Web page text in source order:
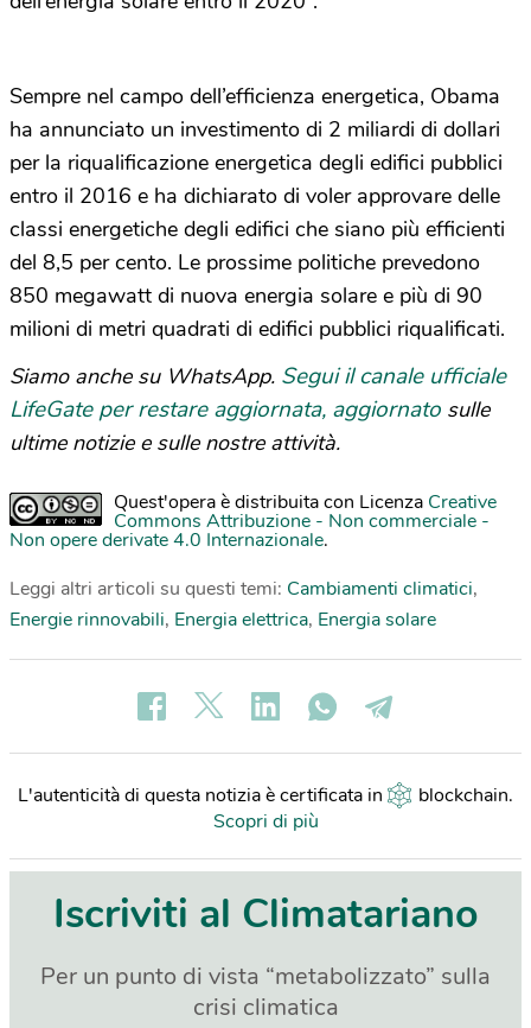
Sempre nel campo dell’efficienza energetica, Obama
ha annunciato un investimento di 2 miliardi di dollari
per la riqualificazione energetica degli edifici pubblici
entro il 2016 e ha dichiarato di voler approvare delle
classi energetiche degli edifici che siano più efficienti
del 8,5 per cento. Le prossime politiche prevedono
850 megawatt di nuova energia solare e più di 90
milioni di metri quadrati di edifici pubblici riqualificati.
Siamo anche su WhatsApp. Segui il canale ufficiale
LifeGate per restare aggiornata, aggiornato sulle
ultime notizie e sulle nostre attività.
Quest'opera è distribuita con Licenza Creative
Commons Attribuzione - Non commerciale -
Non opere derivate 4.0 Internazionale.
Leggi altri articoli su questi temi: Cambiamenti climatici,
Energie rinnovabili, Energia elettrica, Energia solare
L'autenticità di questa notizia è certificata in blockchain.
Scopri di più
Iscriviti al Climatariano
Per un punto di vista “metabolizzato” sulla
crisi climatica